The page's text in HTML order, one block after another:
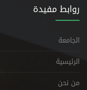
روابط مفيدة
الجامعة
الرئيسية
من نحن